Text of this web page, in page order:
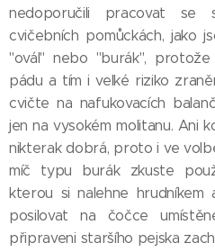
nedoporučili pracovat se
cvičebních pomůckách, jako
"ovál" nebo "burák",
pádu a tím i velké riziko
cvičte na nafukovacích
jen na vysokém molitanu. Ani
nikterak dobrá, proto i ve
míč typu burák zkuste
kterou si nalehne hrudníkem
posilovat na čočce
připraveni staršího pejska